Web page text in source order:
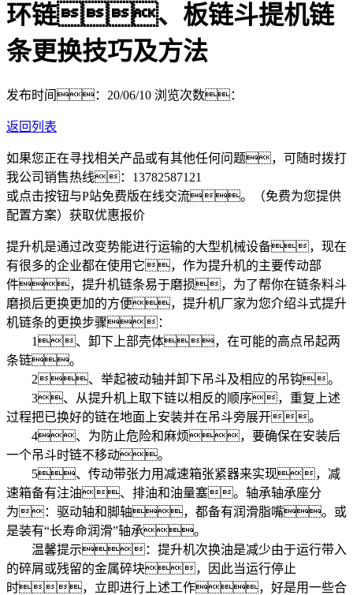
环链、板链斗提机链
条更换技巧及方法
发布时间：20/06/10 浏览次数：
返回列表
如果您正在寻找相关产品或有其他任何问题，可随时拨打
我公司销售热线： 13782587121
或点击按钮与P站免费版在线交流。（免费为您提供
配置方案） 获取优惠报价
提升机是通过改变势能进行运输的大型机械设备，现在
有很多的企业都在使用它，作为提升机的主要传动部
件，提升机链条易于磨损，为了帮你在链条料斗
磨损后更换更加的方便，提升机厂家为您介绍斗式提升
机链条的更换步骤：
1、卸下上部壳体，在可能的高点吊起两
条链。
2、举起被动轴并卸下吊斗及相应的吊钩。
3、从提升机上取下链以相反的顺序，重复上述
过程把已换好的链在地面上安装并在吊斗旁展开。
4、为防止危险和麻烦，要确保在安装后
一个吊斗时链不移动。
5、传动带张力用减速箱张紧器来实现，减
速箱备有注油、排油和油量塞。轴承轴承座分
为：驱动轴和脚轴，都备有润滑脂嘴。或
是装有“长寿命润滑”轴承。
温馨提示：提升机次换油是减少由于运行带入
的碎屑或残留的金属碎块，因此当运行停止
时，立即进行上述工作，好是用一些合